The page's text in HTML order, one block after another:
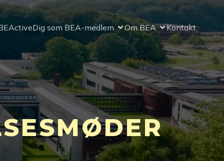
Dig som BEA-medlem Om BEA Kontakt